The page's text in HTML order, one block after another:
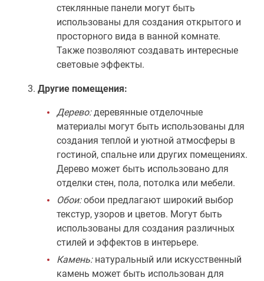
стеклянные панели могут быть
использованы для создания открытого и
просторного вида в ванной комнате.
Также позволяют создавать интересные
световые эффекты.
Другие помещения:
Дерево:деревянные отделочные
материалы могут быть использованы для
создания теплой и уютной атмосферы в
гостиной, спальне или других помещениях.
Дерево может быть использовано для
отделки стен, пола, потолка или мебели.
Обои:обои предлагают широкий выбор
текстур, узоров и цветов. Могут быть
использованы для создания различных
стилей и эффектов в интерьере.
Камень:натуральный или искусственный
камень может быть использован для